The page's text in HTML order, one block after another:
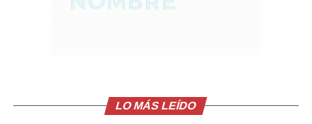
Posteriormente, la justicia peruana condenó a Castillo
en 2025 a más de 11 años de cárcel por esos actos, una
sentencia que el Gobierno mexicano considera ilegal.
relaciones diplomáticas.LO MÁS LEÍDO